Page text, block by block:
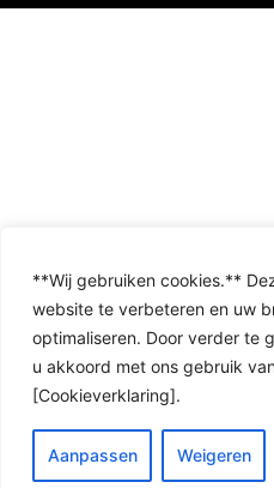
**Wij gebruiken cookies.**
website te verbeteren en uw
optimaliseren. Door verder te
u akkoord met ons gebruik
[Cookieverklaring].
Aanpassen Weigeren